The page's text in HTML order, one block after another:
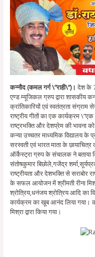
कन्नौद (कमल गर्ग \”राही\”)। देश के
एण्ड म्यूजिकल ग्रुप द्वारा शासकीय
क्रांतिकारियों एवं स्वतंत्रता संग्राम
राष्ट्रीय गीतों का एक कार्यक्रम
राष्ट्रभक्ति और देशप्रेम की भावना
कन्या उच्चतर माध्यमिक विद्यालय के
सरस्वती एवं भारत माता के छायाचित्र
ऑर्केस्ट्रा ग्रुप के संचालक ने बताया
संतोषकुमार बिछोले,गजेंद्र
राष्ट्रीयता और देशभक्ति से सराबोर
के सफल आयोजन में श्रीमती रीना
श्रोत्रिय,धनंजय श्रोत्रिय आदि का
कार्यक्रम का खूब आनंद लिया गया।
मिश्रा द्वारा किया गया।